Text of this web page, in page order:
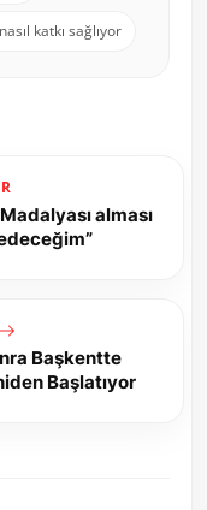
katkı sağlıyor
alması
Başkentte
Başlatıyor